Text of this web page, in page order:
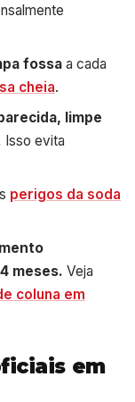
fossa a cada
cheia.
limpe
Isso evita
perigos da soda
meses. Veja
coluna em
em